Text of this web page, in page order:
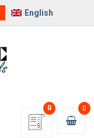
English
0
0